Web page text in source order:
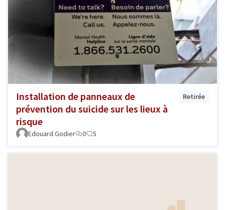
Installation de panneaux de
prévention du suicide sur les lieux à
risque
Retirée
Edouard Godier 0 5